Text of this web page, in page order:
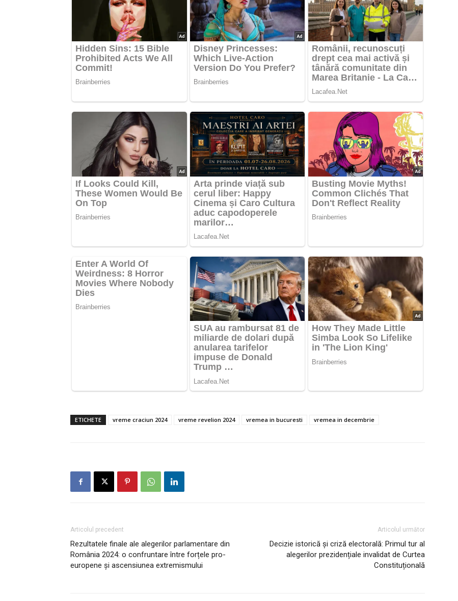
ETICHETE vreme craciun 2024 vreme revelion 2024 vremea in bucuresti vremea in decembrie
Articolul precedent
Rezultatele finale ale alegerilor parlamentare din
România 2024: o confruntare între forțele pro-
europene și ascensiunea extremismului
Articolul următor
Decizie istorică și criză electorală: Primul tur al
alegerilor prezidențiale invalidat de Curtea
Constituțională